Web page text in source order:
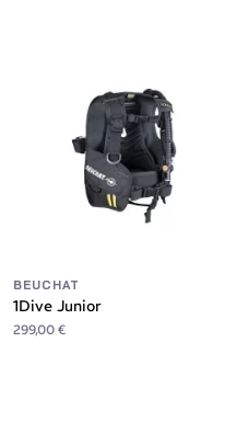
BEUCHAT
1Dive Junior
299,00 €